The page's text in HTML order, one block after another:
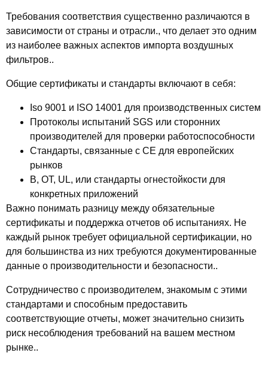
Требования соответствия существенно различаются в
зависимости от страны и отрасли., что делает это одним
из наиболее важных аспектов импорта воздушных
фильтров..
Общие сертификаты и стандарты включают в себя:
Iso 9001 и ISO 14001 для производственных систем
Протоколы испытаний SGS или сторонних
производителей для проверки работоспособности
Стандарты, связанные с CE для европейских
рынков
В, ОТ, UL, или стандарты огнестойкости для
конкретных приложений
Важно понимать разницу между обязательные
сертификаты и поддержка отчетов об испытаниях. Не
каждый рынок требует официальной сертификации, но
для большинства из них требуются документированные
данные о производительности и безопасности..
Сотрудничество с производителем, знакомым с этими
стандартами и способным предоставить
соответствующие отчеты, может значительно снизить
риск несоблюдения требований на вашем местном
рынке..